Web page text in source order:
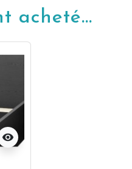
acheté...
visibility